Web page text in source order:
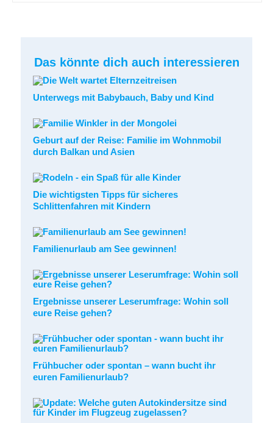
Das könnte dich auch interessieren
Unterwegs mit Babybauch, Baby und Kind
Geburt auf der Reise: Familie im Wohnmobil
durch Balkan und Asien
Die wichtigsten Tipps für sicheres
Schlittenfahren mit Kindern
Familienurlaub am See gewinnen!
Ergebnisse unserer Leserumfrage: Wohin soll
eure Reise gehen?
Frühbucher oder spontan – wann bucht ihr
euren Familienurlaub?